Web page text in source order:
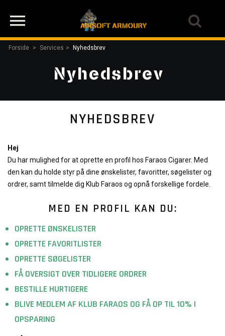
Forside > Services > Nyhedsbrev
Nyhedsbrev
NYHEDSBREV
Hej
Du har mulighed for at oprette en profil hos Faraos Cigarer. Med
den kan du holde styr på dine ønskelister, favoritter, søgelister og
ordrer, samt tilmelde dig Klub Faraos og opnå forskellige fordele.
MED EN PROFIL KAN DU:
OPRETTE ØNSKELISTER
OPRETTE FAVORITLISTER
OPRETTE SØGELISTER
FÅ OVERSIGT OVER TIDLIGERE ORDRER
BESTILLE HURTIGERE
BLIVE MEDLEM AF KLUB FARAOS OG FÅ OP TIL 10% I
OPSPARING